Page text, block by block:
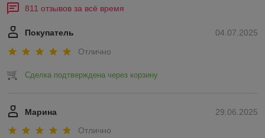
811 отзывов за всё время
04.07.2025
Покупатель
Отлично
Сделка подтверждена через корзину
29.06.2025
Марина
Отлично